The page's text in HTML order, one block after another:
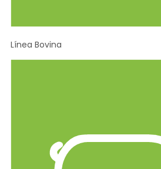
Línea Bovina